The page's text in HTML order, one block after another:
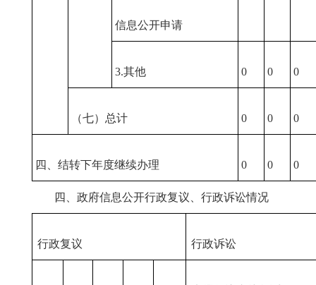
信息公开申请
3.其他 0 0 0
（七）总计 0 0 0
四、结转下年度继续办理 0 0 0
四、政府信息公开行政复议、行政诉讼情况
行政复议 行政诉讼